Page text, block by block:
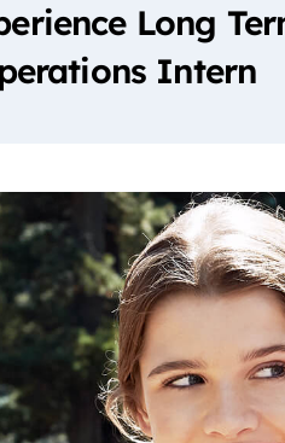
Youth
Long
Intern